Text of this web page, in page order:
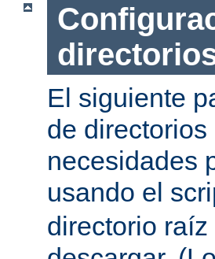
El siguiente
de
necesidades
usando el
directorio